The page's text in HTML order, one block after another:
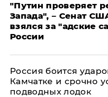
"Путин проверяет
Запада", – Сенат
взялся за "адские
России
Россия боится
Камчатке и срочно
подводных лодок